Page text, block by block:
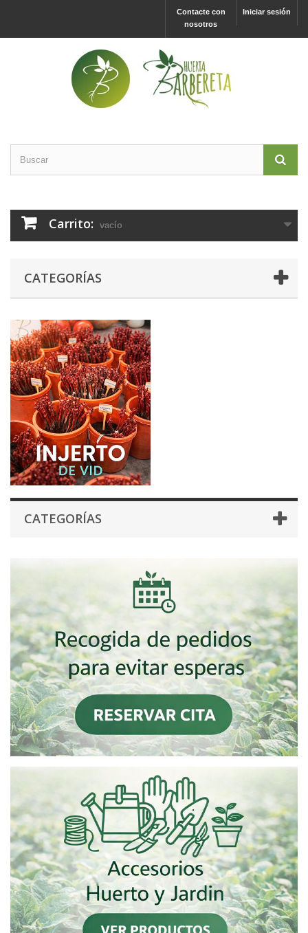
Iniciar sesión
Contacte con
nosotros
Carrito: vacío
CATEGORÍAS
CATEGORÍAS